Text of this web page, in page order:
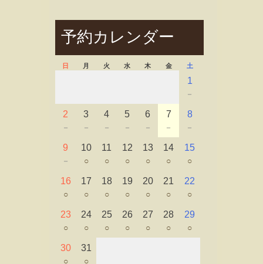
予約カレンダー
日 月 火 水 木 金 土
1
－
2
－
3
－
4
－
5
－
6
－
7
－
8
－
9
－
10
○
11
○
12
○
13
○
14
○
15
○
16
○
17
○
18
○
19
○
20
○
21
○
22
○
23
○
24
○
25
○
26
○
27
○
28
○
29
○
30
○
31
○